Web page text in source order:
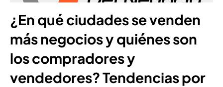
¿En qué ciudades se venden
más negocios y quiénes son
los compradores y
vendedores? Tendencias por